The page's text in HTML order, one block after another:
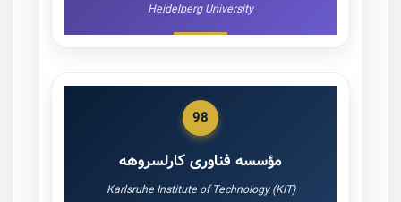
Heidelberg University
98
مؤسسه فناوری کارلسروهه
Karlsruhe Institute of Technology (KIT)